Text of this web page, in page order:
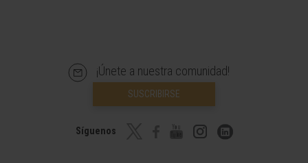
¡Únete a nuestra comunidad!
SUSCRIBIRSE
Síguenos